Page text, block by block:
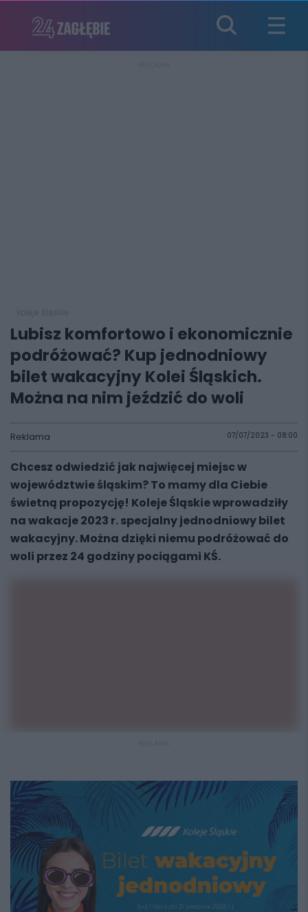
Lubisz komfortowo i ekonomicznie
podróżować? Kup jednodniowy
bilet wakacyjny Kolei Śląskich.
Można na nim jeździć do woli
Reklama 07/07/2023 - 08:00
Chcesz odwiedzić jak najwięcej miejsc w
województwie śląskim? To mamy dla Ciebie
świetną propozycję! Koleje Śląskie wprowadziły
na wakacje 2023 r. specjalny jednodniowy bilet
wakacyjny. Można dzięki niemu podróżować do
woli przez 24 godziny pociągami KŚ.